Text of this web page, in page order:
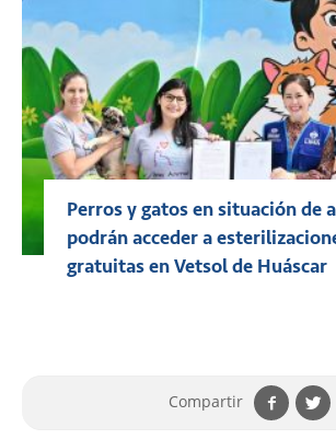
Perros y gatos en situación de
podrán acceder a
gratuitas en Vetsol de Huáscar
Compartir